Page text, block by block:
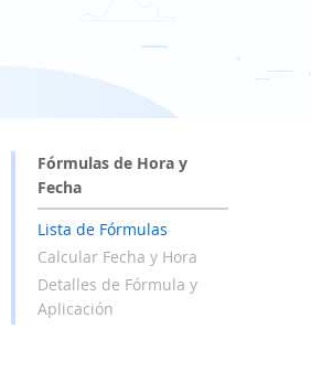
Fórmulas de Hora y
Fecha
Lista de Fórmulas
Calcular Fecha y Hora
Detalles de Fórmula y
Aplicación